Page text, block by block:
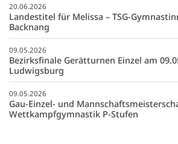
20.06.2026
Landestitel für Melissa – TSG-
Backnang
09.05.2026
Bezirksfinale Gerätturnen Einzel am
Ludwigsburg
09.05.2026
Gau-Einzel- und
Wettkampfgymnastik P-Stufen